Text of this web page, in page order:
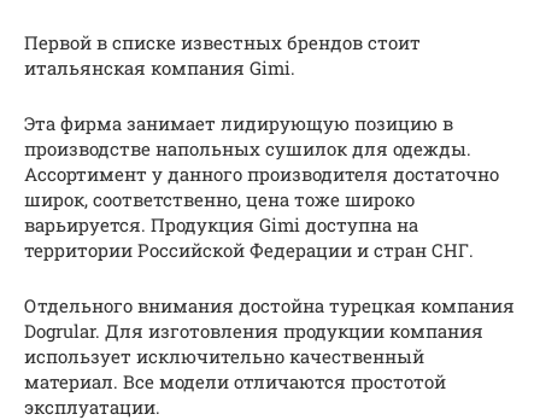
Первой в списке известных брендов стоит
итальянская компания Gimi.
Эта фирма занимает лидирующую позицию в
производстве напольных сушилок для одежды.
Ассортимент у данного производителя достаточно
широк, соответственно, цена тоже широко
варьируется. Продукция Gimi доступна на
территории Российской Федерации и стран СНГ.
Отдельного внимания достойна турецкая компания
Dogrular. Для изготовления продукции компания
использует исключительно качественный
материал. Все модели отличаются простотой
эксплуатации.